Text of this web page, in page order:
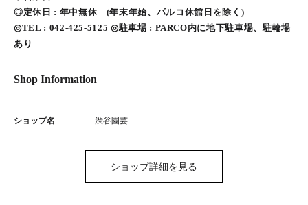
◎定休日 : 年中無休 (年末年始、パルコ休館日を除く)
◎TEL : 042-425-5125 ◎駐車場 : PARCO内に地下駐車場、駐輪場
あり
Shop Information
ショップ名 渋谷園芸
ショップ詳細を見る